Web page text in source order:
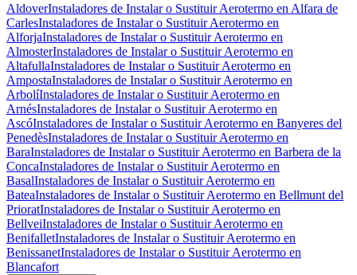
AldoverInstaladores de Instalar o Sustituir Aerotermo en Alfara de
CarlesInstaladores de Instalar o Sustituir Aerotermo en
AlforjaInstaladores de Instalar o Sustituir Aerotermo en
AlmosterInstaladores de Instalar o Sustituir Aerotermo en
AltafullaInstaladores de Instalar o Sustituir Aerotermo en
AmpostaInstaladores de Instalar o Sustituir Aerotermo en
ArbolíInstaladores de Instalar o Sustituir Aerotermo en
ArnésInstaladores de Instalar o Sustituir Aerotermo en
AscóInstaladores de Instalar o Sustituir Aerotermo en Banyeres del
PenedèsInstaladores de Instalar o Sustituir Aerotermo en
BaraInstaladores de Instalar o Sustituir Aerotermo en Barbera de la
ConcaInstaladores de Instalar o Sustituir Aerotermo en
BasalInstaladores de Instalar o Sustituir Aerotermo en
BateaInstaladores de Instalar o Sustituir Aerotermo en Bellmunt del
PrioratInstaladores de Instalar o Sustituir Aerotermo en
BellveiInstaladores de Instalar o Sustituir Aerotermo en
BenifalletInstaladores de Instalar o Sustituir Aerotermo en
BenissanetInstaladores de Instalar o Sustituir Aerotermo en
Blancafort